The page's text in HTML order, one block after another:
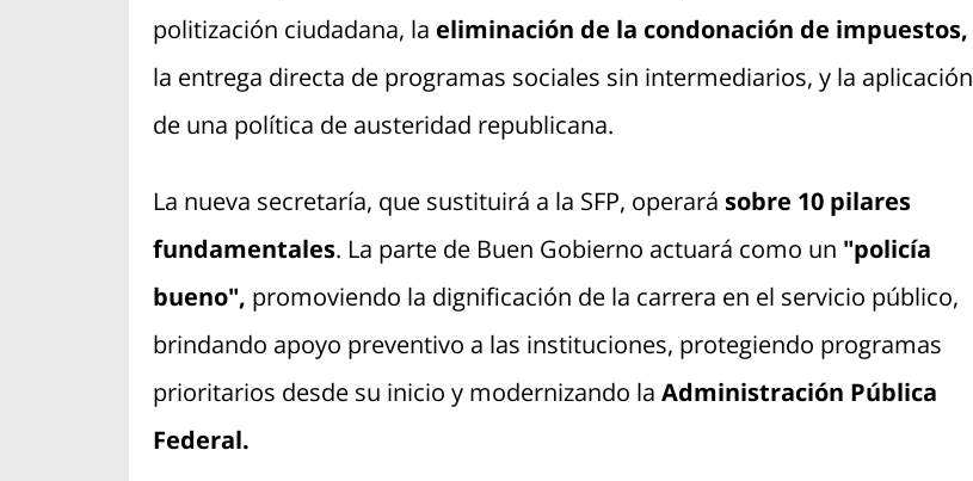
politización ciudadana, la eliminación de la condonación de impuestos,
la entrega directa de programas sociales sin intermediarios, y la aplicación
de una política de austeridad republicana.
La nueva secretaría, que sustituirá a la SFP, operará sobre 10 pilares
fundamentales. La parte de Buen Gobierno actuará como un "policía
bueno", promoviendo la dignificación de la carrera en el servicio público,
brindando apoyo preventivo a las instituciones, protegiendo programas
prioritarios desde su inicio y modernizando la Administración Pública
Federal.